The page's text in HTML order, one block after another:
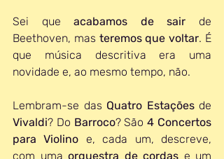
Sei que acabamos de sair de
Beethoven, mas teremos que voltar. É
que música descritiva era uma
novidade e, ao mesmo tempo, não.
Lembram-se das Quatro Estações
Vivaldi? Do Barroco? São 4 Concertos
para Violino e, cada um, descreve,
com uma orquestra de cordas